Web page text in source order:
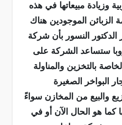
وزيادة مبيعاتها في هذه
الزبائن الموجودين هناك
الدكتور النسور بأن شركة
ستساعد الشركة على
بالتخزين والمناولة
البواخر الصغيرة
والبيع من المخازن سواءً
هو الحال الآن أو في